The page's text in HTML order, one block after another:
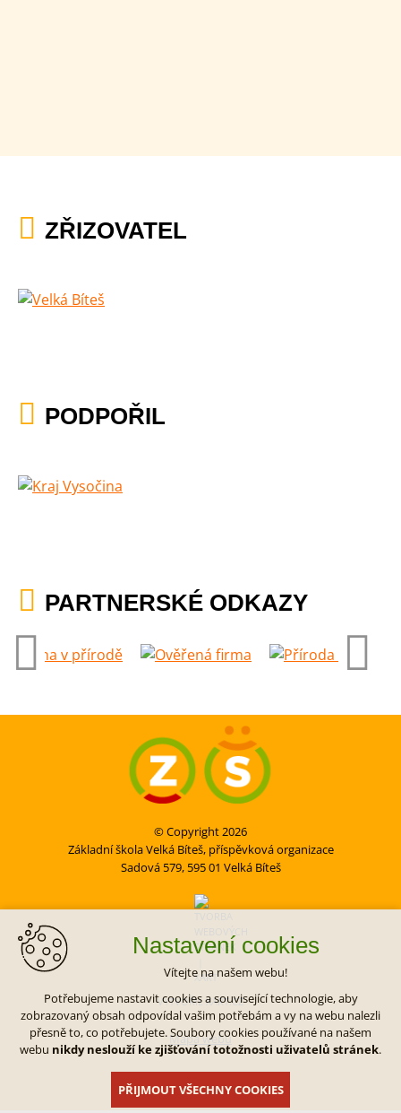
ZŘIZOVATEL
PODPOŘIL
PARTNERSKÉ ODKAZY
© Copyright 2026
Základní škola Velká Bíteš, příspěvková organizace
Sadová 579, 595 01 Velká Bíteš
VYTVOŘIL XART.CZ
Mapa webu
Nastavení cookies
Vítejte na našem webu!
Potřebujeme nastavit cookies a související technologie, aby
zobrazovaný obsah odpovídal vašim potřebám a vy na webu nalezli
přesně to, co potřebujete. Soubory cookies používané na našem
webu nikdy neslouží ke zjišťování totožnosti uživatelů stránek.
PŘIJMOUT VŠECHNY COOKIES